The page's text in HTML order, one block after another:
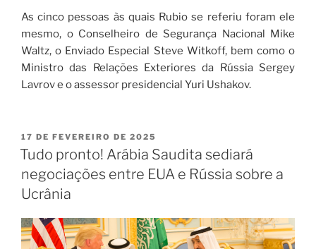
As cinco pessoas às quais Rubio se referiu foram ele
mesmo, o Conselheiro de Segurança Nacional Mike
Waltz, o Enviado Especial Steve Witkoff, bem como o
Ministro das Relações Exteriores da Rússia Sergey
Lavrov e o assessor presidencial Yuri Ushakov.
17 DE FEVEREIRO DE 2025
Tudo pronto! Arábia Saudita sediará
negociações entre EUA e Rússia sobre a
Ucrânia